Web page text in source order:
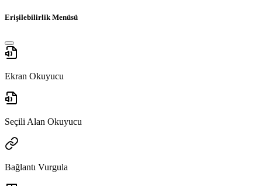
Erişilebilirlik Menüsü
Ekran Okuyucu
Seçili Alan Okuyucu
Bağlantı Vurgula